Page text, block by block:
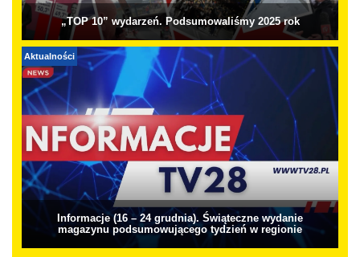
„TOP 10” wydarzeń. Podsumowaliśmy 2025 rok
Aktualności
Informacje (16 – 24 grudnia). Świąteczne wydanie
magazynu podsumowującego tydzień w regionie